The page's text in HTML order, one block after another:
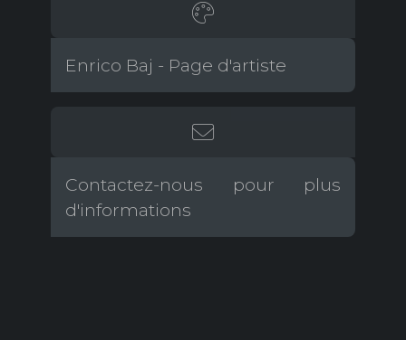
Enrico Baj - Page d'artiste
Contactez-nous pour plus
d'informations